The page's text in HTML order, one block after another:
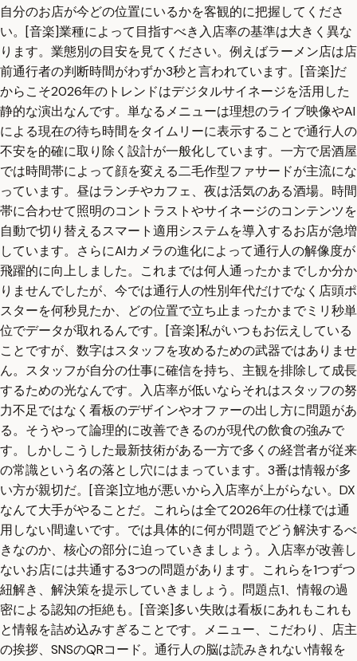
自分のお店が今どの位置にいるかを客観的に把握してくださ
い。[音楽]業種によって目指すべき入店率の基準は大きく異な
ります。業態別の目安を見てください。例えばラーメン店は店
前通行者の判断時間がわずか3秒と言われています。[音楽]だ
からこそ2026年のトレンドはデジタルサイネージを活用した
静的な演出なんです。単なるメニューは理想のライブ映像やAI
による現在の待ち時間をタイムリーに表示することで通行人の
不安を的確に取り除く設計が一般化しています。一方で居酒屋
では時間帯によって顔を変える二毛作型ファサードが主流にな
っています。昼はランチやカフェ、夜は活気のある酒場。時間
帯に合わせて照明のコントラストやサイネージのコンテンツを
自動で切り替えるスマート適用システムを導入するお店が急増
しています。さらにAIカメラの進化によって通行人の解像度が
飛躍的に向上しました。これまでは何人通ったかまでしか分か
りませんでしたが、今では通行人の性別年代だけでなく店頭ポ
スターを何秒見たか、どの位置で立ち止まったかまでミリ秒単
位でデータが取れるんです。[音楽]私がいつもお伝えしている
ことですが、数字はスタッフを攻めるための武器ではありませ
ん。スタッフが自分の仕事に確信を持ち、主観を排除して成長
するための光なんです。入店率が低いならそれはスタッフの努
力不足ではなく看板のデザインやオファーの出し方に問題があ
る。そうやって論理的に改善できるのが現代の飲食の強みで
す。しかしこうした最新技術がある一方で多くの経営者が従来
の常識という名の落とし穴にはまっています。3番は情報が多
い方が親切だ。[音楽]立地が悪いから入店率が上がらない。DX
なんて大手がやることだ。これらは全て2026年の仕様では通
用しない間違いです。では具体的に何が問題でどう解決するべ
きなのか、核心の部分に迫っていきましょう。入店率が改善し
ないお店には共通する3つの問題があります。これらを1つずつ
紐解き、解決策を提示していきましょう。問題点1、情報の過
密による認知の拒絶も。[音楽]多い失敗は看板にあれもこれも
と情報を詰め込みすぎることです。メニュー、こだわり、店主
の挨拶、SNSのQRコード。通行人の脳は読みきれない情報を